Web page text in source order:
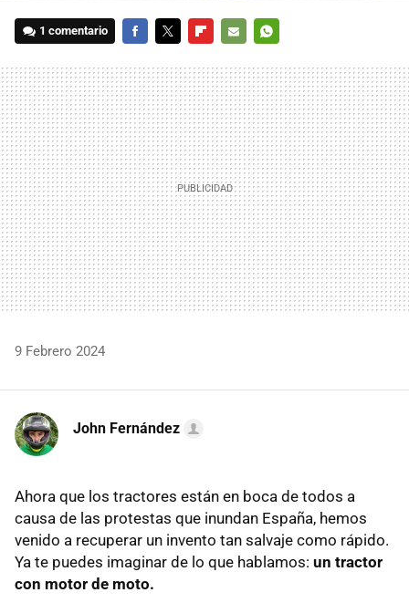
1 comentario
MAIL
9 Febrero 2024
John Fernández
Ahora que los tractores están en boca de todos a
causa de las protestas que inundan España, hemos
venido a recuperar un invento tan salvaje como rápido.
Ya te puedes imaginar de lo que hablamos: un tractor
con motor de moto.